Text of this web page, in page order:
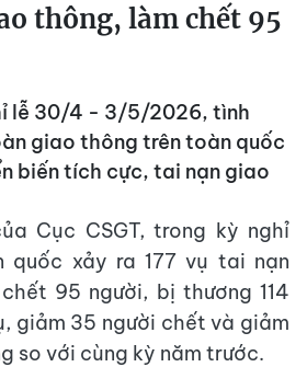
thông, làm chết 95
lễ 30/4 - 3/5/2026, tình
giao thông trên toàn quốc
biến tích cực, tai nạn giao
Cục CSGT, trong kỳ nghỉ
xảy ra 177 vụ tai nạn
95 người, bị thương 114
giảm 35 người chết và giảm
so với cùng kỳ năm trước.